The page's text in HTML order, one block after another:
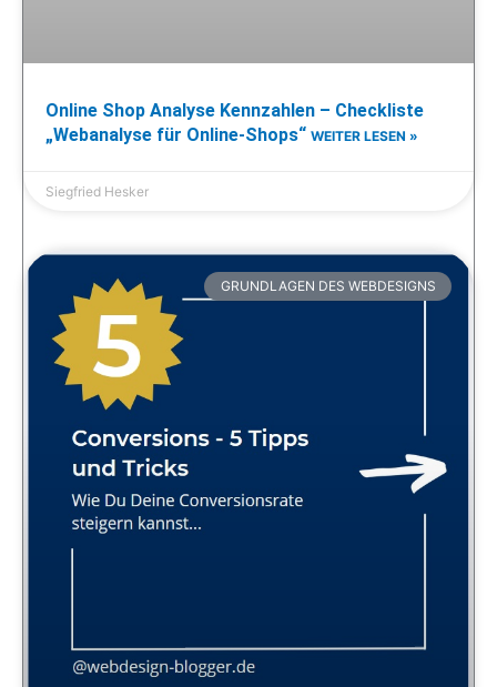
Online Shop Analyse Kennzahlen – Checkliste
„Webanalyse für Online-Shops“ WEITER LESEN »
Siegfried Hesker
GRUNDLAGEN DES WEBDESIGNS